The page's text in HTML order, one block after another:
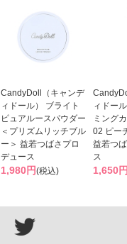
CandyDoll（キャンデ
ィドール） ブライト
ピュアルースパウダー
＜プリズムリッチブル
ー＞ 益若つばさプロ
デュース
1,980円(税込)
ィドー
ミング
02 ピー
益若つ
ス
1,650